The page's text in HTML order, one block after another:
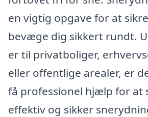
en vigtig opgave for at
bevæge dig sikkert rundt.
er til privatboliger,
eller offentlige arealer, er
få professionel hjælp for at
effektiv og sikker